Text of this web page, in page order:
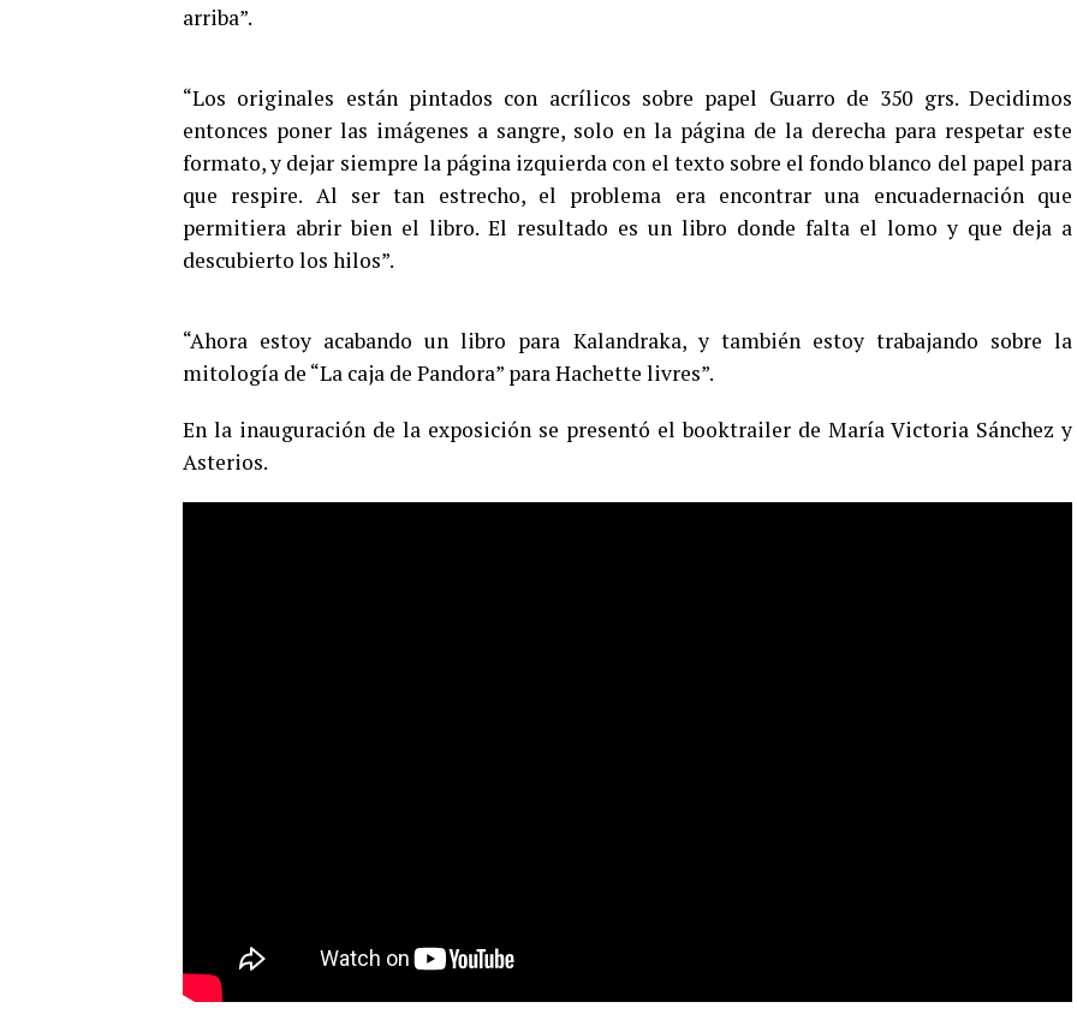
arriba”.
“Los originales están pintados con acrílicos sobre papel Guarro de 350 grs. Decidimos
entonces poner las imágenes a sangre, solo en la página de la derecha para respetar este
formato, y dejar siempre la página izquierda con el texto sobre el fondo blanco del papel para
que respire. Al ser tan estrecho, el problema era encontrar una encuadernación que
permitiera abrir bien el libro. El resultado es un libro donde falta el lomo y que deja a
descubierto los hilos”.
“Ahora estoy acabando un libro para Kalandraka, y también estoy trabajando sobre la
mitología de “La caja de Pandora” para Hachette livres”.
En la inauguración de la exposición se presentó el booktrailer de María Victoria Sánchez y
Asterios.